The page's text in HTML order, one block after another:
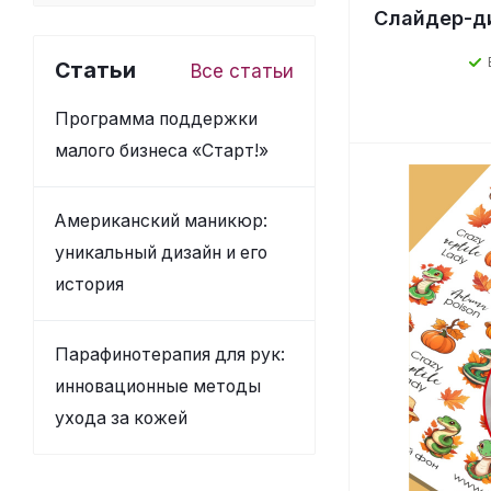
Слайдер-
Статьи Все статьи
Программа поддержки
малого бизнеса «Старт!»
Американский маникюр:
уникальный дизайн и его
история
Парафинотерапия для рук:
инновационные методы
ухода за кожей